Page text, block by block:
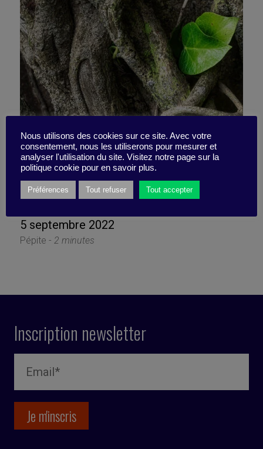
L’intelligence de l’arbre et
l’Algorithme
5 septembre 2022
Pépite - 2 minutes
Inscription newsletter
Nous utilisons des cookies sur ce site. Avec votre
consentement, nous les utiliserons pour mesurer et
analyser l'utilisation du site. Visitez notre page sur la
politique cookie pour en savoir plus.
Préférences Tout refuser Tout accepter